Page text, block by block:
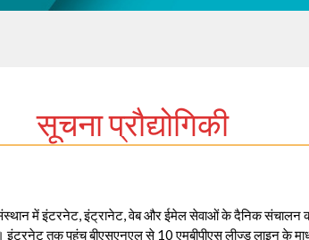
सूचना प्रौद्योगिकी
संस्थान में इंटरनेट, इंट्रानेट, वेब और ईमेल सेवाओं के दैनिक
इंटरनेट तक पहुंच बीएसएनएल से 10 एमबीपीएस लीज्ड लाइन के